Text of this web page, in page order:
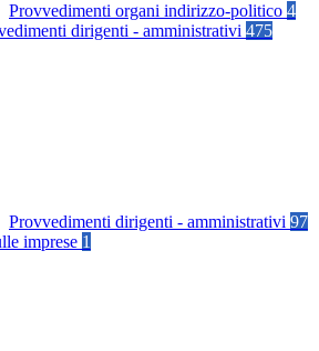
Provvedimenti organi indirizzo-politico 4
dirigenti - amministrativi 475
Provvedimenti dirigenti - amministrativi 97
imprese 1